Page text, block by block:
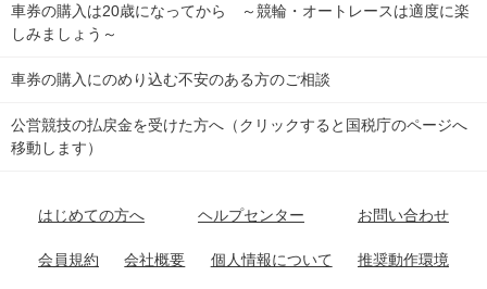
Dokanto!
チャリロトプラザ
キャリーオーバー一覧
関
東
弥彦競輪場 前橋競輪場 取手競輪場 宇都宮競輪場
関
東
小田原競輪場
名古屋競輪場 岐阜競輪場 大垣競輪場 豊橋競輪場
富山競輪場 松阪競輪場 四日市競輪場
競輪選手情報
Perfecta Navi
netkeirin
車券の購入は20歳になってから ～競輪・オートレースは適度に楽
しみましょう～
車券の購入にのめり込む不安のある方のご相談
公営競技の払戻金を受けた方へ（クリックすると国税庁のページへ
移動します）
はじめての方へ ヘルプセンター お問い合わせ
会員規約 会社概要 個人情報について 推奨動作環境